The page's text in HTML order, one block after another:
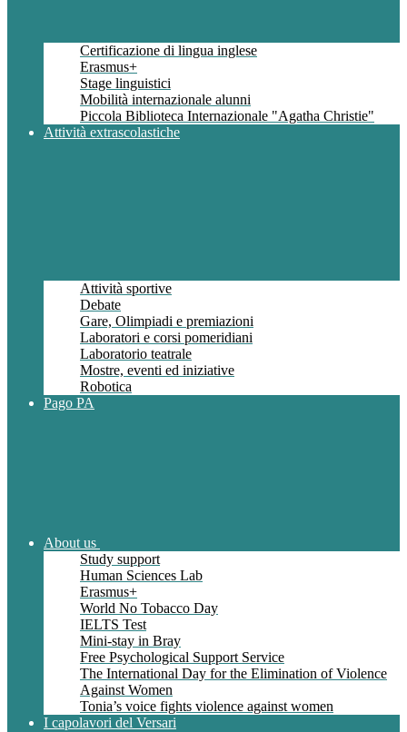
Certificazione di lingua inglese
Erasmus+
Stage linguistici
Mobilità internazionale alunni
Piccola Biblioteca Internazionale "Agatha Christie"
Attività extrascolastiche
Attività sportive
Debate
Gare, Olimpiadi e premiazioni
Laboratori e corsi pomeridiani
Laboratorio teatrale
Mostre, eventi ed iniziative
Robotica
Pago PA
About us
Study support
Human Sciences Lab
Erasmus+
World No Tobacco Day
IELTS Test
Mini-stay in Bray
Free Psychological Support Service
The International Day for the Elimination of Violence
Against Women
Tonia’s voice fights violence against women
I capolavori del Versari